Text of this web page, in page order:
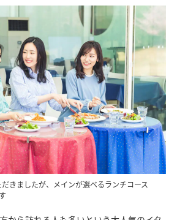
きましたが、メインが選べるランチコース